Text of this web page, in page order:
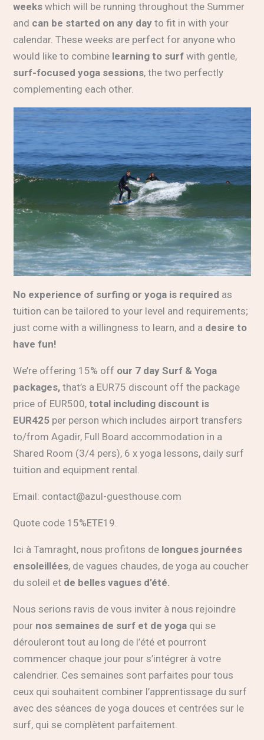
weeks which will be running throughout the Summer
and can be started on any day to fit in with your
calendar. These weeks are perfect for anyone who
would like to combine learning to surf with gentle,
surf-focused yoga sessions, the two perfectly
complementing each other.
No experience of surfing or yoga is required as
tuition can be tailored to your level and requirements;
just come with a willingness to learn, and a desire to
have fun!
We’re offering 15% off our 7 day Surf & Yoga
packages,that’s a EUR75 discount off the package
price of EUR500,total including discount is
EUR425 per person which includes airport transfers
to/from Agadir, Full Board accommodation in a
Shared Room (3/4 pers), 6 x yoga lessons, daily surf
tuition and equipment rental.
Email: contact@azul-guesthouse.com
Quote code 15%ETE19.
Ici à Tamraght, nous profitons de longues journées
ensoleillées, de vagues chaudes, de yoga au coucher
du soleil et de belles vagues d’été.
Nous serions ravis de vous inviter à nous rejoindre
pour nos semaines de surf et de yoga qui se
dérouleront tout au long de l’été et pourront
commencer chaque jour pour s’intégrer à votre
calendrier. Ces semaines sont parfaites pour tous
ceux qui souhaitent combiner l’apprentissage du surf
avec des séances de yoga douces et centrées sur le
surf, qui se complètent parfaitement.